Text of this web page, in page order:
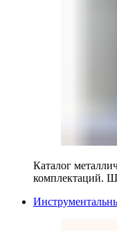
Каталог
комплектаций.